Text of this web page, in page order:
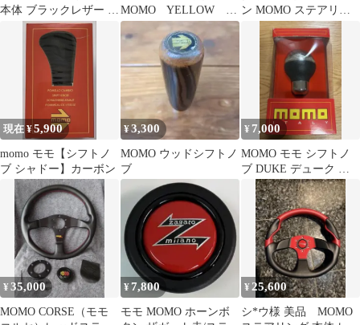
本体 ブラックレザー レ
ッドステッチ 350㎜
MOMO YELLOW
HB-03
ン MOMO ステアリン
グ ハンドル 本体
現在 ¥5,900
momo モモ【シフトノ
ブ シャドー】カーボン
¥3,300
MOMO ウッドシフトノ
ブ
¥ 7,000
MOMO モモ シフトノ
ブ DUKE デューク ク
ローム/レザーSK93
¥35,000
MOMO CORSE（モモ
¥7,800
モモ MOMO ホーンボ
¥ 25,600
シ*ウ様 美品 MOMO